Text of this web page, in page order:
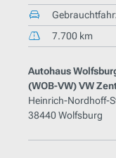
7.700 km
Autohaus
(WOB-VW) VW
Heinrich-Nordhoff-
38440 Wolfsburg